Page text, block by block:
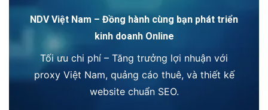
NDV Việt Nam – Đồng hành cùng bạn phát triển
kinh doanh Online
Tối ưu chi phí – Tăng trưởng lợi nhuận với
proxy Việt Nam, quảng cáo thuê, và thiết kế
website chuẩn SEO.